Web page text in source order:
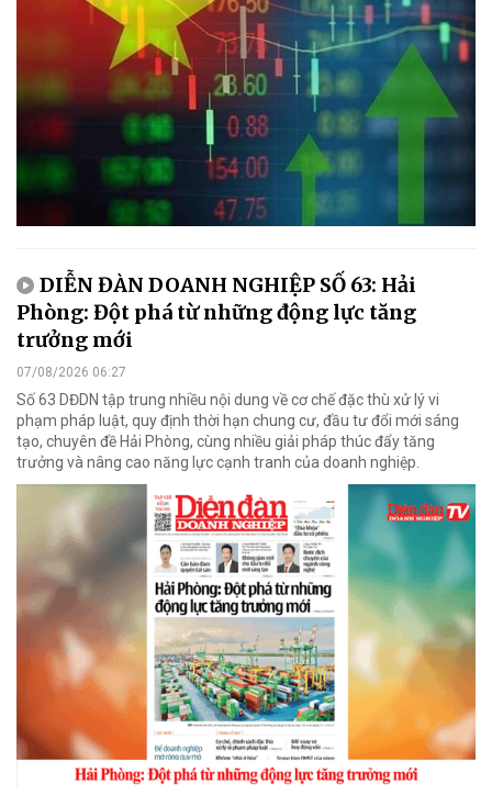
DIỄN ĐÀN DOANH NGHIỆP SỐ 63: Hải
Phòng: Đột phá từ những động lực tăng
trưởng mới
07/08/2026 06:27
Số 63 DĐDN tập trung nhiều nội dung về cơ chế đặc thù xử lý vi
phạm pháp luật, quy định thời hạn chung cư, đầu tư đổi mới sáng
tạo, chuyên đề Hải Phòng, cùng nhiều giải pháp thúc đẩy tăng
trưởng và nâng cao năng lực cạnh tranh của doanh nghiệp.